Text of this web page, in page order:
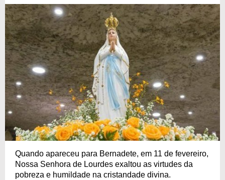
Quando apareceu para Bernadete, em 11 de fevereiro,
Nossa Senhora de Lourdes exaltou as virtudes da
pobreza e humildade na cristandade divina.